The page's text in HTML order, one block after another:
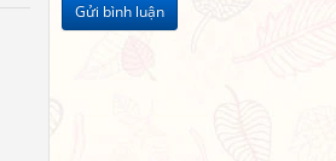
Gửi bình luận